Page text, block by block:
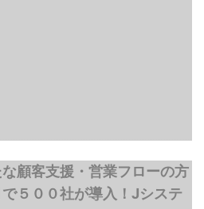
顧客支援・営業フローの方
５００社が導入！Jシステ